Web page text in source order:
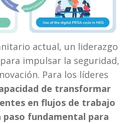
actual, un liderazgo
impulsar la seguridad,
Para los líderes
de transformar
en flujos de trabajo
paso fundamental para